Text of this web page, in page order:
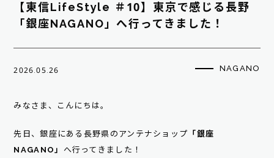
【東信LifeStyle ＃10】東京で感じる長野
「銀座NAGANO」へ行ってきました！
2026.05.26 NAGANO
みなさま、こんにちは。
先日、銀座にある長野県のアンテナショップ 「銀座
NAGANO」 へ行ってきました！